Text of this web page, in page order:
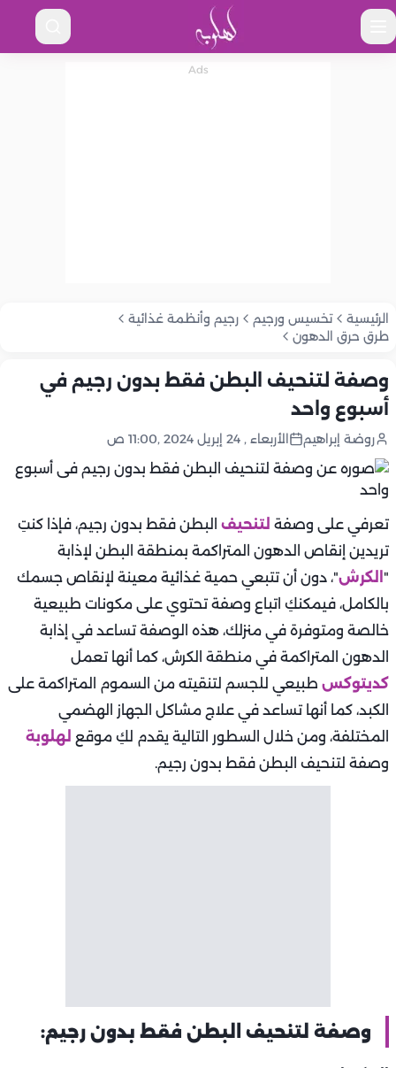
الرئيسية تخسيس ورجيم
رجيم وأنظمة غذائية
طرق حرق الدهون
وصفة لتنحيف البطن فقط بدون رجيم في
أسبوع واحد
روضة إبراهيم الأربعاء , 24 إبريل 2024 ,11:00 ص
تعرفي على وصفة لتنحيف البطن فقط بدون رجيم، فإذا كنتِ
تريدين إنقاص الدهون المتراكمة بمنطقة البطن لإذابة
" الكرش"، دون أن تتبعي حمية غذائية معينة لإنقاص جسمك
بالكامل، فيمكنكِ اتباع وصفة تحتوي على مكونات طبيعية
خالصة ومتوفرة في منزلك، هذه الوصفة تساعد في إذابة
الدهون المتراكمة في منطقة الكرش، كما أنها تعمل
كديتوكس طبيعي للجسم لتنقيته من السموم المتراكمة على
الكبد، كما أنها تساعد في علاج مشاكل الجهاز الهضمي
المختلفة، ومن خلال السطور التالية يقدم لكِ موقع لهلوبة
وصفة لتنحيف البطن فقط بدون رجيم.
وصفة لتنحيف البطن فقط بدون رجيم: